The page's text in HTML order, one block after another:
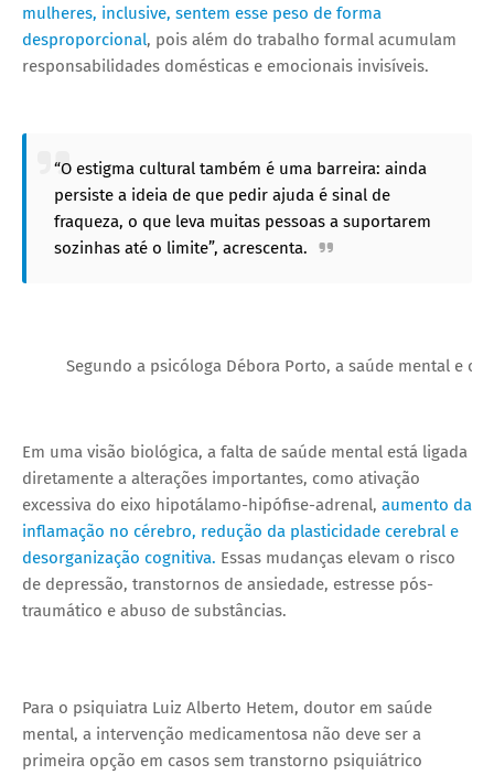
mulheres, inclusive, sentem esse peso de forma
desproporcional, pois além do trabalho formal acumulam
responsabilidades domésticas e emocionais invisíveis.
“O estigma cultural também é uma barreira: ainda
persiste a ideia de que pedir ajuda é sinal de
fraqueza, o que leva muitas pessoas a suportarem
sozinhas até o limite”, acrescenta.
Segundo a psicóloga Débora Porto, a saúde mental e
Em uma visão biológica, a falta de saúde mental está ligada
diretamente a alterações importantes, como ativação
excessiva do eixo hipotálamo-hipófise-adrenal, aumento da
inflamação no cérebro, redução da plasticidade cerebral e
desorganização cognitiva. Essas mudanças elevam o risco
de depressão, transtornos de ansiedade, estresse pós-
traumático e abuso de substâncias.
Para o psiquiatra Luiz Alberto Hetem, doutor em saúde
mental, a intervenção medicamentosa não deve ser a
primeira opção em casos sem transtorno psiquiátrico